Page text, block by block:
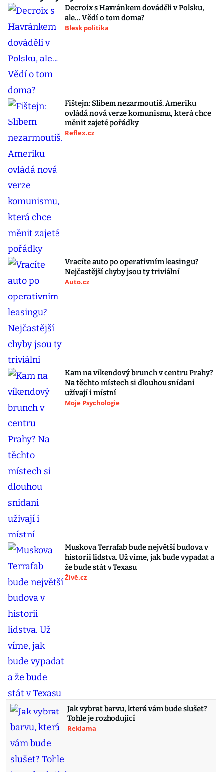
Decroix s Havránkem dováděli v Polsku,
ale… Vědí o tom doma?
Blesk politika
Fištejn: Slibem nezarmoutíš. Ameriku
ovládá nová verze komunismu, která chce
měnit zajeté pořádky
Reflex.cz
Vracíte auto po operativním leasingu?
Nejčastější chyby jsou ty triviální
Auto.cz
Kam na víkendový brunch v centru Prahy?
Na těchto místech si dlouhou snídani
užívají i místní
Moje Psychologie
Muskova Terrafab bude největší budova v
historii lidstva. Už víme, jak bude vypadat a
že bude stát v Texasu
Živě.cz
Jak vybrat barvu, která vám bude slušet?
Tohle je rozhodující
Reklama